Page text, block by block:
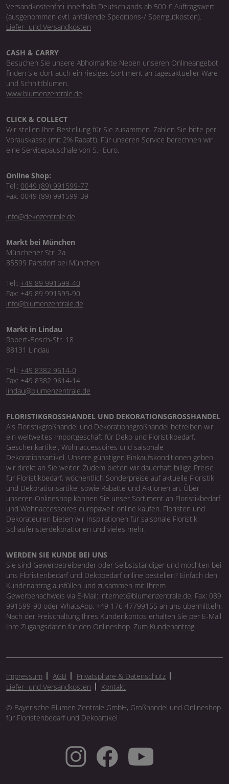
Versandkostenfrei innerhalb Deutschlands ab 500 € Auftragswert
(ausgenommen evtl. anfallende Speditions-/ Sperrgutkosten).
Liefer- und Versandkosten
CASH & CARRY
Besuchen Sie unsere Abholmärkte Neben unseren Onlineangebot
finden Sie dort auch ein riesiges Sortiment an tagesaktueller Ware
und Schnittblumen.
www.blumenzentrale.de
CLICK & COLLECT
Wir stellen Ihre Bestellung für Sie zusammen. Zahlen Sie bitte per
Vorauskasse (mit 2% Rabatt). Für unseren Service berechnen wir
eine Servicepauschale von 5,- Euro.
Online Shop:
Tel.: 0049 (89) 991599-77
Fax: 0049 (89) 991599-39
info@dekozentrale.de
Markt bei München
Münchener Str. 2a
85599 Parsdorf bei München
Tel.: +49 89 991599-40
Fax: +49 89 991599-90
info@blumenzentrale.de
Markt in Lindau
Robert-Bosch-Str. 18
88131 Lindau
Tel.: +49 8382 9614-0
Fax: +49 8382 9614-14
lindau@blumenzentrale.de
FLORISTIKGROSSHANDEL UND DEKORATIONSGROSSHANDEL
Als Floristikgroßhandel und Dekorationsgroßhandel betreiben wir
ein weltweites Importgeschäft für Deko und Floristikbedarf,
Geschenkartikel, Wohnaccessoires und saisonale
Dekorationsartikel. Unsere günstigen Einkaufskonditionen geben
wir direkt an Sie weiter. Zudem bieten wir dauerhaft billige Preise
für Floristikbedarf, wöchentlich Sonderpreise auf aktuelle Floristik
und Dekorationsartikel sowie Rabatte und Aktionen an. Über
unseren Onlineshop können Sie unser Sortiment an Floristikbedarf
und Wohnaccessoires europaweit online kaufen. Floristen und
Dekorateuren bieten wir Inspirationen für saisonale Floristik,
Schaufensterdekorationen und vieles mehr.
WERDEN SIE KUNDE BEI UNS
Sie sind Gewerbetreibender oder Selbstständiger und möchten bei
uns Floristenbedarf und Dekobedarf online bestellen? Einfach den
Kundenantrag ausfüllen und zusammen mit Ihrem
Gewerbenachweis via E-Mail: internet@blumenzentrale.de, Fax: 089
991599-90 oder WhatsApp: +49 176 47799155 an uns übermitteln.
Nach der Freischaltung Ihres Kundenkontos erhalten Sie per E-Mail
Ihre Zugangsdaten für den Onlineshop. Zum Kundenantrag
Impressum AGB
Privatsphäre & Datenschutz
Liefer- und Versandkosten
Kontakt
© Bayerische Blumen Zentrale GmbH, Großhandel und Onlineshop
für Floristenbedarf und Dekoartikel